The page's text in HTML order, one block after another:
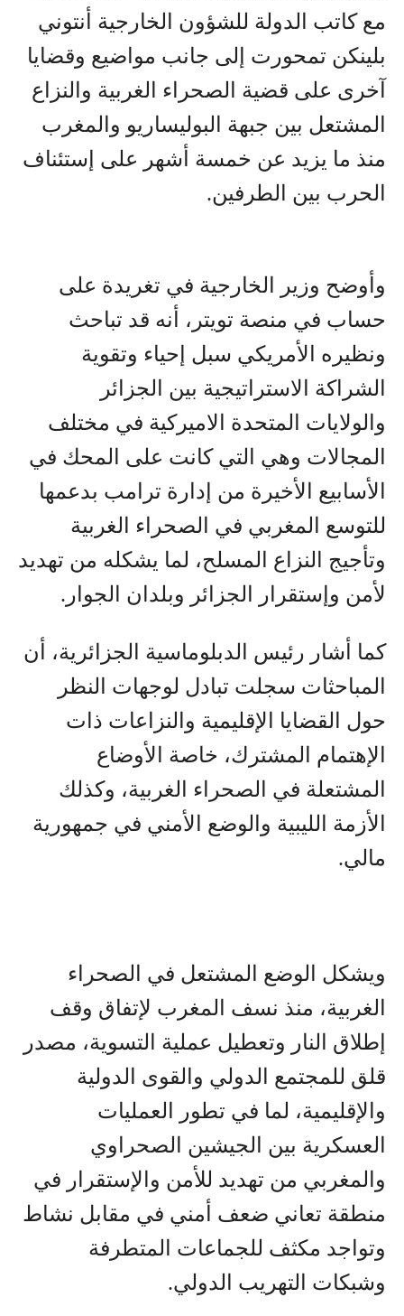
مع كاتب الدولة للشؤون الخارجية أنتوني
بلينكن تمحورت إلى جانب مواضيع وقضايا
آخرى على قضية الصحراء الغربية والنزاع
المشتعل بين جبهة البوليساريو والمغرب
منذ ما يزيد عن خمسة أشهر على إستئناف
الحرب بين الطرفين.
وأوضح وزير الخارجية في تغريدة على
حساب في منصة تويتر، أنه قد تباحث
ونظيره الأمريكي سبل إحياء وتقوية
الشراكة الاستراتيجية بين الجزائر
والولايات المتحدة الاميركية في مختلف
المجالات وهي التي كانت على المحك في
الأسابيع الأخيرة من إدارة ترامب بدعمها
للتوسع المغربي في الصحراء الغربية
وتأجيج النزاع المسلح، لما يشكله من تهديد
لأمن وإستقرار الجزائر وبلدان الجوار.
كما أشار رئيس الدبلوماسية الجزائرية، أن
المباحثات سجلت تبادل لوجهات النظر
حول القضايا الإقليمية والنزاعات ذات
الإهتمام المشترك، خاصة الأوضاع
المشتعلة في الصحراء الغربية، وكذلك
الأزمة الليبية والوضع الأمني في جمهورية
مالي.
ويشكل الوضع المشتعل في الصحراء
الغربية، منذ نسف المغرب لإتفاق وقف
إطلاق النار وتعطيل عملية التسوية، مصدر
قلق للمجتمع الدولي والقوى الدولية
والإقليمية، لما في تطور العمليات
العسكرية بين الجيشين الصحراوي
والمغربي من تهديد للأمن والإستقرار في
منطقة تعاني ضعف أمني في مقابل نشاط
وتواجد مكثف للجماعات المتطرفة
وشبكات التهريب الدولي.